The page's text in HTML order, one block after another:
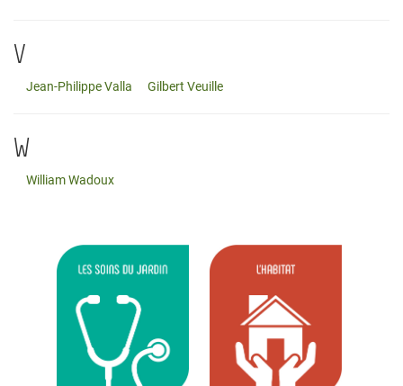
V
Jean-Philippe Valla Gilbert Veuille
W
William Wadoux